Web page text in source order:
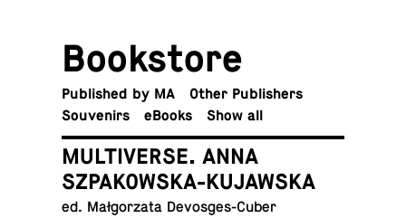
Book­store
Pub­lished by MA
Other Publishers
Sou­venirs
eBooks Show all
MULTIVERSE. ANNA
SZPAKOWSKA-KUJAWSKA
ed. Małgorzata Devosges-Cuber